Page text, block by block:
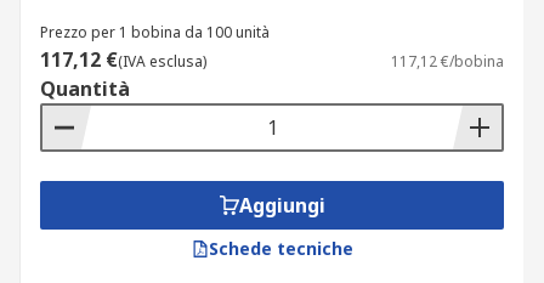
Prezzo per 1 bobina da 100 unità
117,12 €(IVA esclusa) 117,12 €/bobina
Quantità
Aggiungi
Schede tecniche